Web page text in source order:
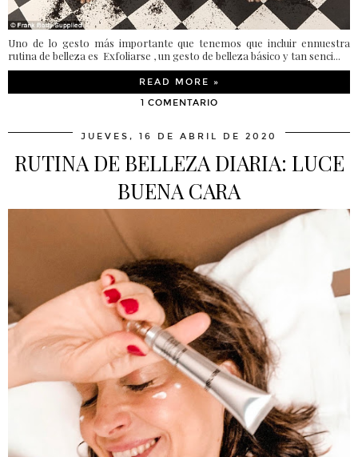
Uno de lo gesto más importante que tenemos que incluir ennuestra
rutina de belleza es Exfoliarse , un gesto de belleza básico y tan senci...
READ MORE »
1 COMENTARIO
JUEVES, 16 DE ABRIL DE 2020
RUTINA DE BELLEZA DIARIA: LUCE
BUENA CARA